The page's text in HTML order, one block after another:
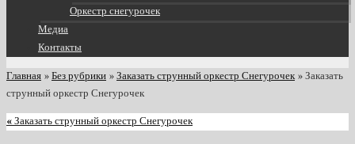
Оркестр снегурочек
Медиа
Контакты
Главная » Без рубрики » Заказать струнный оркестр Снегурочек» Заказать
струнный оркестр Снегурочек
« Заказать струнный оркестр Снегурочек